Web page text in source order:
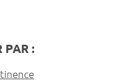
PAR :